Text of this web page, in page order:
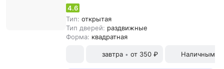
4.6
Тип: открытая
Тип дверей: раздвижные
Форма: квадратная
завтра • от 350 ₽ Наличными